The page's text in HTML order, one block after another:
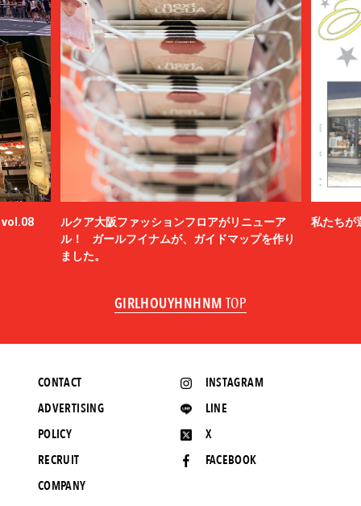
vol.08
ルクア大阪ファッションフロアがリニューア
ル！ ガールフイナムが、ガイドマップを作り
ました。
私たちが
GIRLHOUYHNHNM TOP
INSTAGRAM
LINE
X
FACEBOOK
CONTACT
ADVERTISING
POLICY
RECRUIT
COMPANY